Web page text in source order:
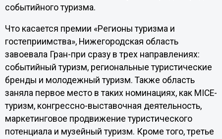
событийного туризма.
Что касается премии «Регионы туризма и
гостеприимства», Нижегородская область
завоевала Гран-при сразу в трех направлениях:
событийный туризм, региональные туристические
бренды и молодежный туризм. Также область
заняла первое место в таких номинациях, как MICE-
туризм, конгрессно-выставочная деятельность,
маркетинговое продвижение туристического
потенциала и музейный туризм. Кроме того, третье